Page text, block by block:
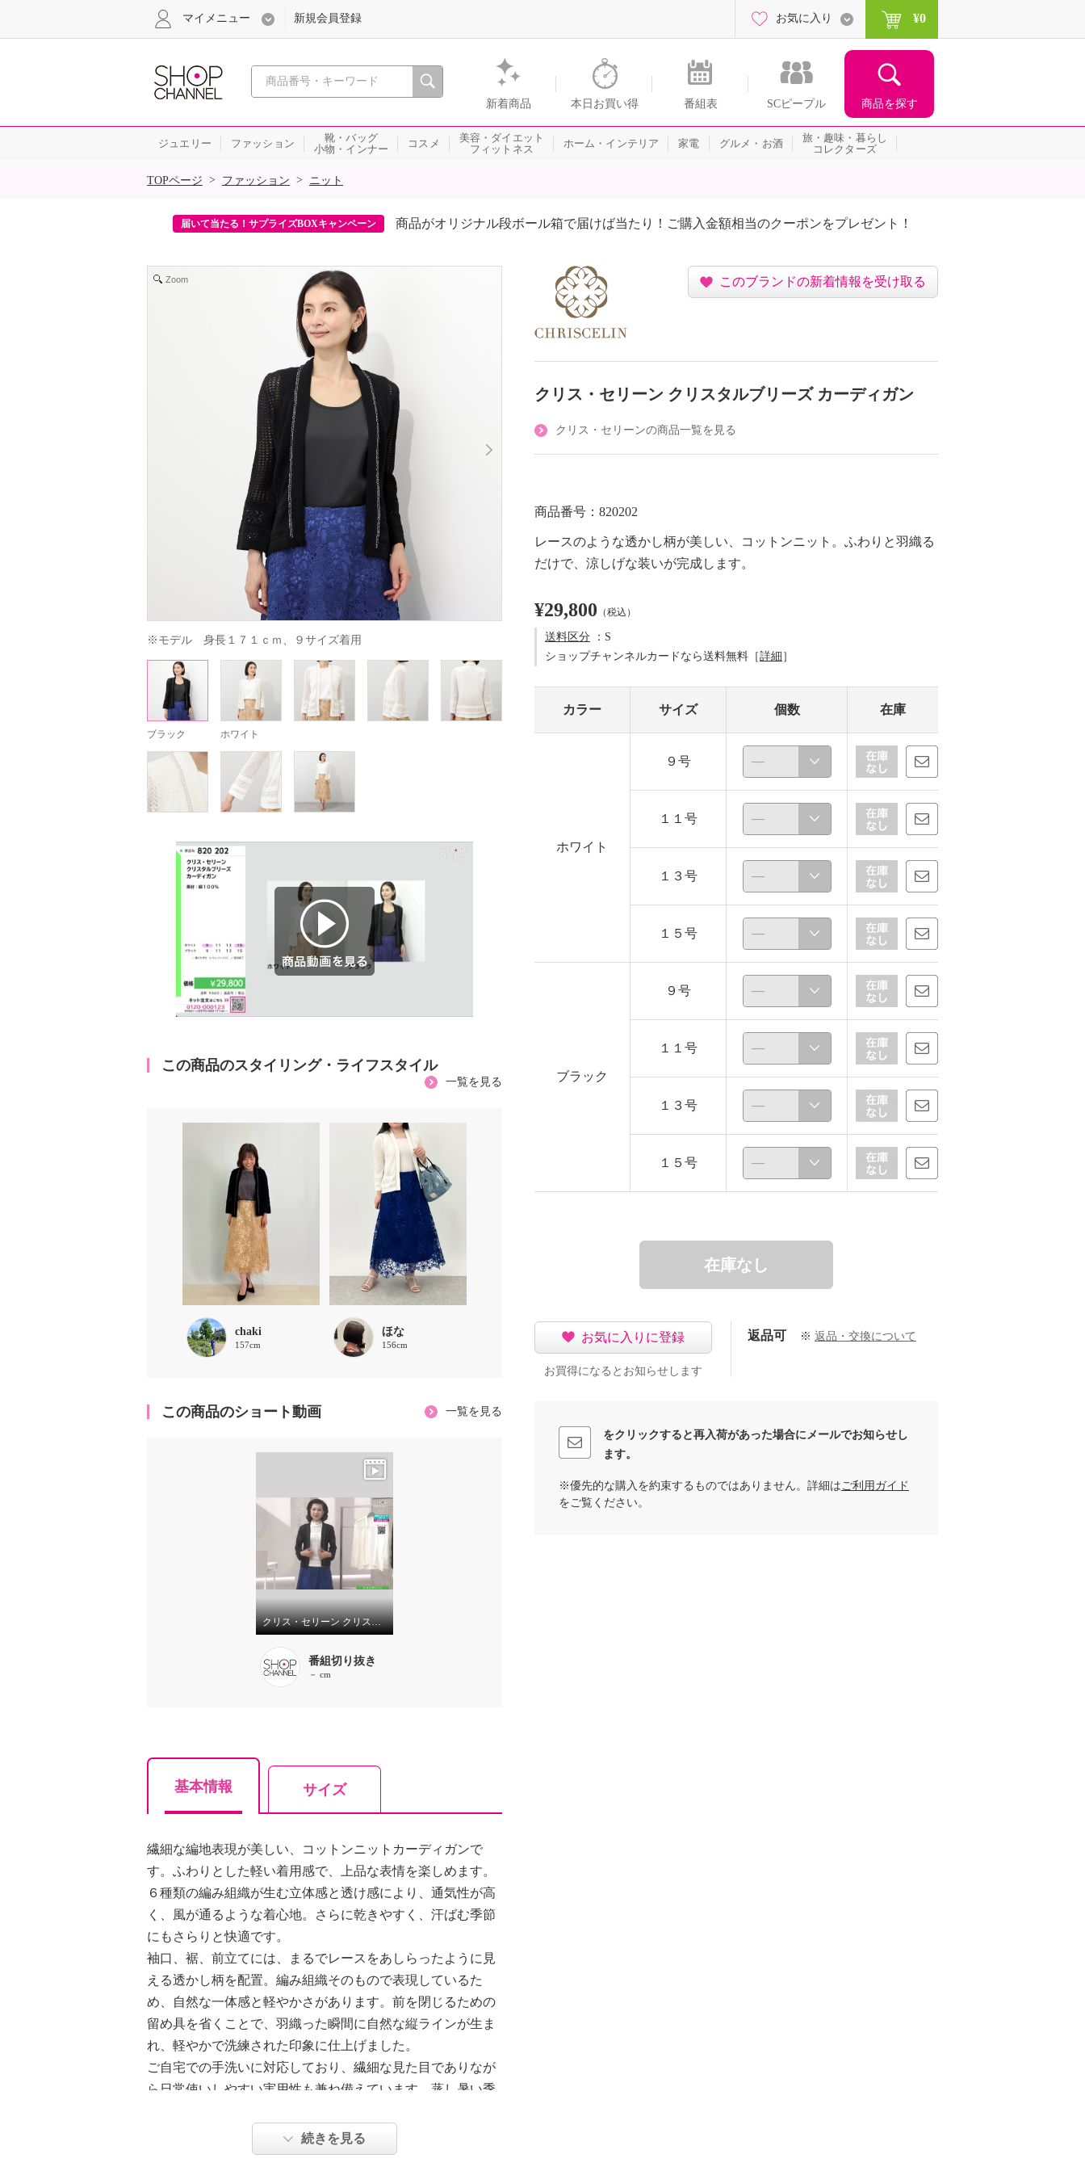
心おどる、瞬間を。通販・テレビショッピングのショップチャンネル
新着商品 本日お買い得 番組表 SCピープル 商品を探す
マイメニュー 新規会員登録 お気に入り ¥0
ジュエリー ファッション
靴・バッグ
小物・インナー
コスメ
美容・ダイエット
フィットネス
ホーム・インテリア 家電 グルメ・お酒
旅・趣味・暮らし
コレクターズ
SALE
TOPページ > ファッション > ニット
届いて当たる！サプライズBOXキャンペーン 商品がオリジナル段ボール箱で届けば当たり！ご購入金額相当のクーポンをプレゼント！
Zoom
※モデル　身長１７１ｃｍ、９サイズ着用
ブラック ホワイト
この商品のスタイリング・ライフスタイル
一覧を見る
chaki
157cm
ほな
156cm
この商品のショート動画 一覧を見る
クリス・セリーン クリスタルブリーズ カーディガン
番組切り抜き
－ cm
基本情報 サイズ
繊細な編地表現が美しい、コットンニットカーディガンで
す。ふわりとした軽い着用感で、上品な表情を楽しめます。
６種類の編み組織が生む立体感と透け感により、通気性が高
く、風が通るような着心地。さらに乾きやすく、汗ばむ季節
にもさらりと快適です。
袖口、裾、前立てには、まるでレースをあしらったように見
える透かし柄を配置。編み組織そのもので表現しているた
め、自然な一体感と軽やかさがあります。前を閉じるための
留め具を省くことで、羽織った瞬間に自然な縦ラインが生ま
れ、軽やかで洗練された印象に仕上げました。
ご自宅での手洗いに対応しており、繊細な見た目でありなが
ら日常使いしやすい実用性も兼ね備えています。蒸し暑い季
やか、華やかを同時に目指せる一枚です。
続きを見る
このブランドの新着情報を受け取る
クリス・セリーン クリスタルブリーズ カーディガン
クリス・セリーンの商品一覧を見る
商品番号：820202
レースのような透かし柄が美しい、コットンニット。ふわりと羽織る
だけで、涼しげな装いが完成します。
¥29,800 （税込）
送料区分 ：S
ショップチャンネルカードなら送料無料［詳細 ］
カラー サイズ 個数 在庫
ホワイト
９号
１１号
１３号
１５号
ブラック
９号
１１号
１３号
１５号
在庫なし
お気に入りに登録
お買得になるとお知らせします
返品可 ※ 返品・交換について
をクリックすると再入荷があった場合にメールでお知らせし
ます。
※優先的な購入を約束するものではありません。詳細は ご利用ガイド
をご覧ください。